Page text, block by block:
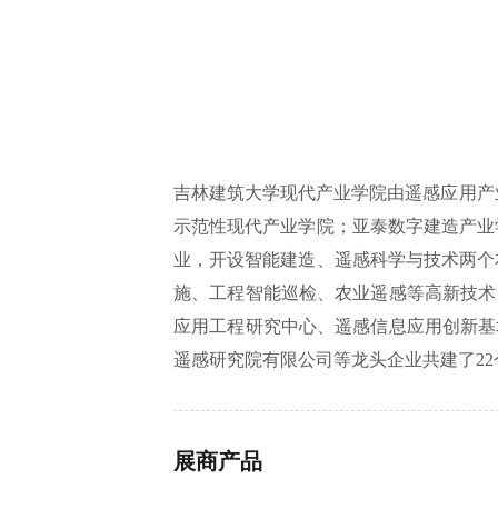
吉林建筑大学现代产业学院由遥感应用
示范性现代产业学院；亚泰数字建造产
业，开设智能建造、遥感科学与技术两
施、工程智能巡检、农业遥感等高新技
应用工程研究中心、遥感信息应用创新
遥感研究院有限公司等龙头企业共建了
展商产品